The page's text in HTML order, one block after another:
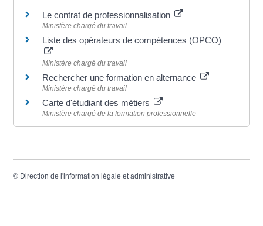
Le contrat de professionnalisation
Ministère chargé du travail
Liste des opérateurs de compétences (OPCO)
Ministère chargé du travail
Rechercher une formation en alternance
Ministère chargé du travail
Carte d'étudiant des métiers
Ministère chargé de la formation professionnelle
© Direction de l'information légale et administrative